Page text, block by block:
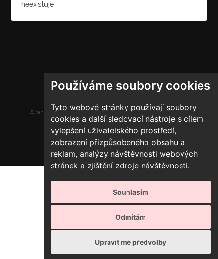
Používáme soubory cookies
Tyto webové stránky používají soubory
cookies a další sledovací nástroje s cílem
vylepšení uživatelského prostředí,
zobrazení přizpůsobeného obsahu a
reklam, analýzy návštěvnosti webových
stránek a zjištění zdroje návštěvnosti.
Souhlasím
Odmítám
Upravit mé předvolby
neexistuje.
© tancirna.org | Všechna práva vyhrazena |Předvolby cookies